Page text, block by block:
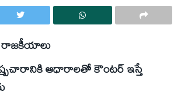
రాజకీయాలు
ఆధారాలతో కౌంటర్ ఇస్తే